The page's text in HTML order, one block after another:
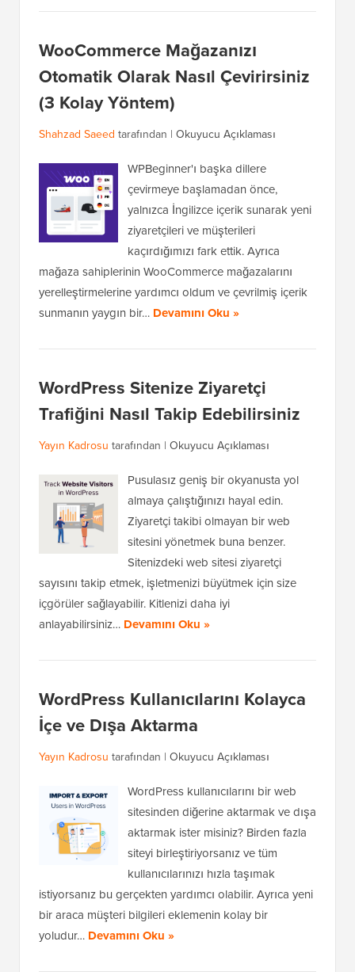
WooCommerce Mağazanızı
Otomatik Olarak Nasıl Çevirirsiniz
(3 Kolay Yöntem)
Shahzad Saeed tarafından | Okuyucu Açıklaması
WPBeginner'ı başka dillere
çevirmeye başlamadan önce,
yalnızca İngilizce içerik sunarak yeni
ziyaretçileri ve müşterileri
kaçırdığımızı fark ettik. Ayrıca
mağaza sahiplerinin WooCommerce mağazalarını
yerelleştirmelerine yardımcı oldum ve çevrilmiş içerik
sunmanın yaygın bir… Devamını Oku »
WordPress Sitenize Ziyaretçi
Trafiğini Nasıl Takip Edebilirsiniz
Yayın Kadrosu tarafından | Okuyucu Açıklaması
Pusulasız geniş bir okyanusta yol
almaya çalıştığınızı hayal edin.
Ziyaretçi takibi olmayan bir web
sitesini yönetmek buna benzer.
Sitenizdeki web sitesi ziyaretçi
sayısını takip etmek, işletmenizi büyütmek için size
içgörüler sağlayabilir. Kitlenizi daha iyi
anlayabilirsiniz… Devamını Oku »
WordPress Kullanıcılarını Kolayca
İçe ve Dışa Aktarma
Yayın Kadrosu tarafından | Okuyucu Açıklaması
WordPress kullanıcılarını bir web
sitesinden diğerine aktarmak ve dışa
aktarmak ister misiniz? Birden fazla
siteyi birleştiriyorsanız ve tüm
kullanıcılarınızı hızla taşımak
istiyorsanız bu gerçekten yardımcı olabilir. Ayrıca yeni
bir araca müşteri bilgileri eklemenin kolay bir
yoludur… Devamını Oku »